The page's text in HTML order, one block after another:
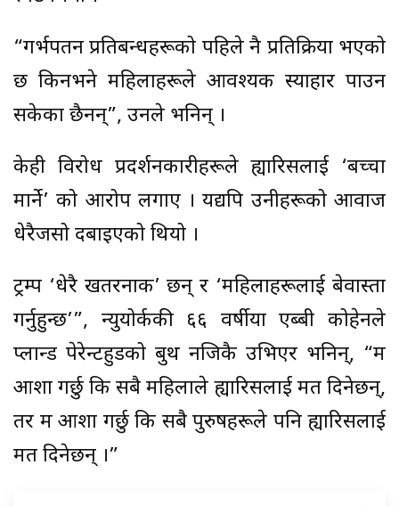
“गर्भपतन प्रतिबन्धहरूको पहिले नै प्रतिक्रिया भएको
छ किनभने महिलाहरूले आवश्यक स्याहार पाउन
सकेका छैनन्”, उनले भनिन् ।
केही विरोध प्रदर्शनकारीहरूले ह्यारिसलाई ‘बच्चा
मार्ने’ को आरोप लगाए । यद्यपि उनीहरूको आवाज
धेरैजसो दबाइएको थियो ।
ट्रम्प ‘धेरै खतरनाक’ छन् र ‘महिलाहरूलाई बेवास्ता
गर्नुहुन्छ’”, न्युयोर्ककी ६६ वर्षीया एब्बी कोहेनले
प्लान्ड पेरेन्टहुडको बुथ नजिकै उभिएर भनिन्, “म
आशा गर्छु कि सबै महिलाले ह्यारिसलाई मत दिनेछन्,
तर म आशा गर्छु कि सबै पुरुषहरूले पनि ह्यारिसलाई
मत दिनेछन् ।”